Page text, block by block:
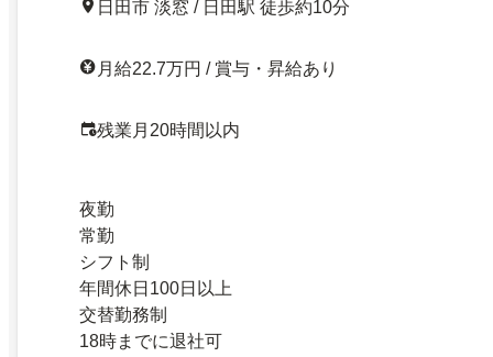
日田市 淡窓 / 日田駅 徒歩約10分
月給22.7万円 / 賞与・昇給あり
残業月20時間以内
夜勤
常勤
シフト制
年間休日100日以上
交替勤務制
18時までに退社可